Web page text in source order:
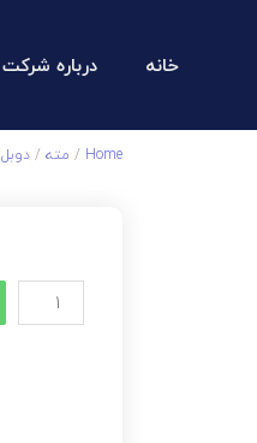
خانه درباره شرکت
Home
/ مته /دوبل